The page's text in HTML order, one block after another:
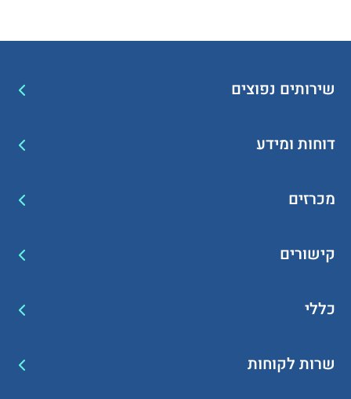
שירותים נפוצים
דוחות ומידע
מכרזים
קישורים
כללי
שרות לקוחות